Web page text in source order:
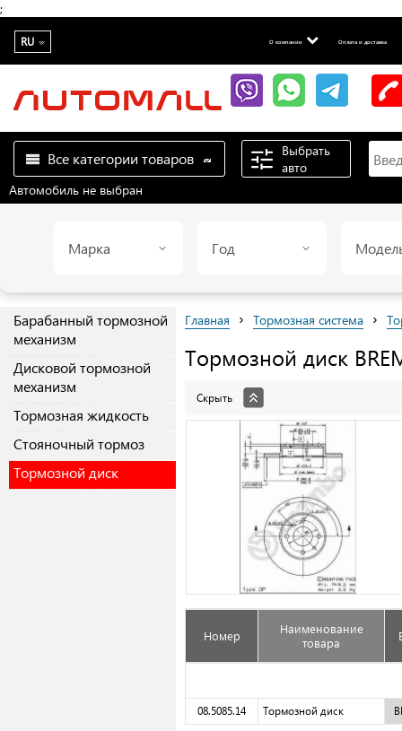
;
RU О компании Оплата и доставка
Все категории товаров
Выбрать
авто
Автомобиль не выбран
Марка Год
Барабанный тормозной
механизм
Дисковой тормозной
механизм
Тормозная жидкость
Cтояночный тормоз
Тормозной диск
Главная › Тормозная система ›
Тормозной диск
Скрыть
Номер
Наименование
товара
08.5085.14 Тормозной диск